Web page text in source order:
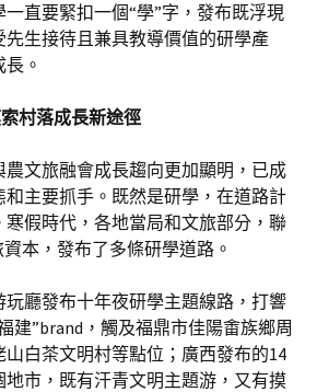
直要緊扣一個“學”字，發布既浮現
生接待且兼具教導價值的研學產
。
村落成長新途徑
文旅融會成長趨向更加顯明，已成
主要抓手。既然是研學，在道路計
假時代，各地當局和文旅部分，聯
本，發布了多條研學道路。
廳發布十年夜研學主題線路，打響
”brand，觸及福鼎市佳陽畬族鄉周
白茶文明村等點位；廣西發布的14
地市，既有汗青文明主題游，又有摸